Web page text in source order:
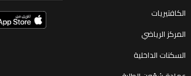
الكافتيريات
المركز الرياضي
السكنات الداخلية